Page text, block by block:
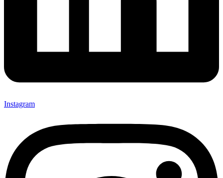
Instagram